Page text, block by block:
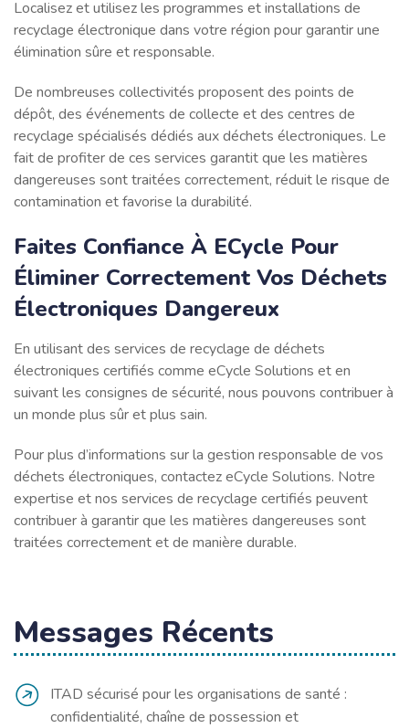
Localisez et utilisez les programmes et installations de
recyclage électronique dans votre région pour garantir une
élimination sûre et responsable.
De nombreuses collectivités proposent des points de
dépôt, des événements de collecte et des centres de
recyclage spécialisés dédiés aux déchets électroniques. Le
fait de profiter de ces services garantit que les matières
dangereuses sont traitées correctement, réduit le risque de
contamination et favorise la durabilité.
Faites Confiance À ECycle Pour
Éliminer Correctement Vos Déchets
Électroniques Dangereux
En utilisant des services de recyclage de déchets
électroniques certifiés comme eCycle Solutions et en
suivant les consignes de sécurité, nous pouvons contribuer à
un monde plus sûr et plus sain.
Pour plus d’informations sur la gestion responsable de vos
déchets électroniques, contactez eCycle Solutions. Notre
expertise et nos services de recyclage certifiés peuvent
contribuer à garantir que les matières dangereuses sont
traitées correctement et de manière durable.
Messages Récents
ITAD sécurisé pour les organisations de santé :
confidentialité, chaîne de possession et